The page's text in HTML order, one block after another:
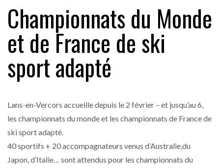
Championnats du Monde
et de France de ski
sport adapté
Lans-en-Vercors accueille depuis le 2 février – et jusqu’au 6,
les championnats du monde et les championnats de France de
ski sport adapté.
40 sportifs + 20 accompagnateurs venus d’Australie,du
Japon, d’Italie… sont attendus pour les championnats du